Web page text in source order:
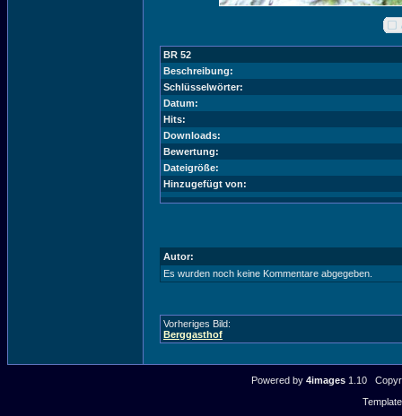
BR 52
Beschreibung:
Schlüsselwörter:
Datum:
Hits:
Downloads:
Bewertung:
Dateigröße:
Hinzugefügt von:
Autor:
Es wurden noch keine Kommentare abgegeben.
Vorheriges Bild:
Berggasthof
Powered by 4images1.10